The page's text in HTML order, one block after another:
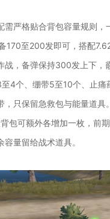
需严格贴合背包容量规则
170至200发即可，搭配
战，备弹保持300发上下
4个、绷带5至10个、止
，只保留急救包与能量道
包可额外各增加一枚，前
量留给战术道具。